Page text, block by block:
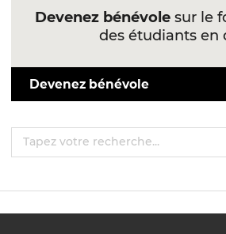
Devenez bénévolesur le
des étudiants en
Devenez bénévole